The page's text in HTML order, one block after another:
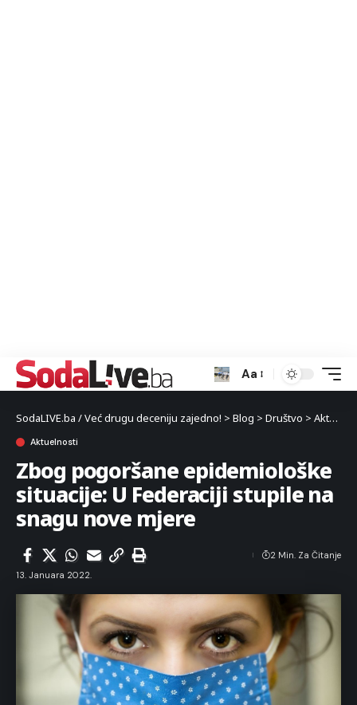
Aa
SodaLIVE.ba / Već drugu deceniju zajedno! > Blog > Društvo > Aktuelnosti
Aktuelnosti
Zbog pogoršane epidemiološke
situacije: U Federaciji stupile na
snagu nove mjere
13. Januara 2022.
2 Min. Za Čitanje